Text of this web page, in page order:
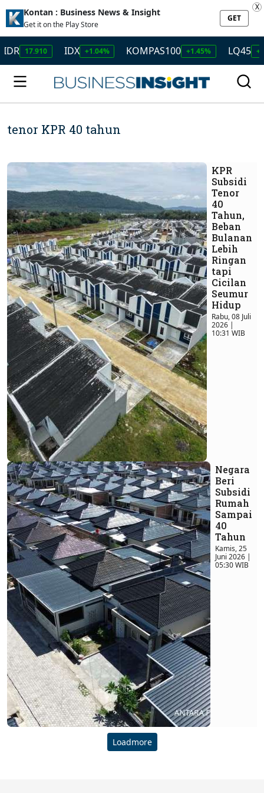
Kontan : Business News & Insight
Get it on the Play Store
GET
X
17.910 IDX +1.04% KOMPAS100 +1.45% LQ45
tenor KPR 40 tahun
KPR
Subsidi
Tenor
40
Tahun,
Beban
Bulanan
Lebih
Ringan
tapi
Cicilan
Seumur
Hidup
Rabu, 08 Juli
2026 |
10:31 WIB
Negara
Beri
Subsidi
Rumah
Sampai
40
Tahun
Kamis, 25
Juni 2026 |
05:30 WIB
Loadmore